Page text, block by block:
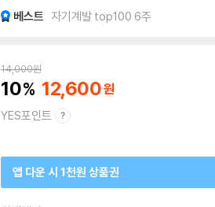
베스트 자기계발 top100 6주
14,000원
10 12,600
YES포인트
앱 다운 시 1천원 상품권